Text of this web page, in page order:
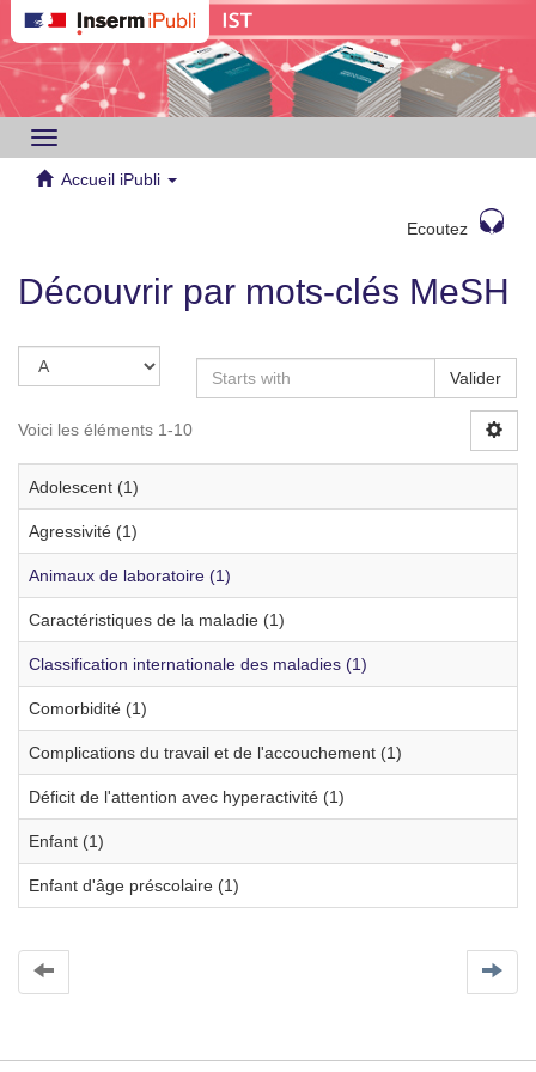
Toggle
navigation
Accueil iPubli
Ecoutez
Découvrir par mots-clés MeSH
Valider
Voici les éléments 1-10
Adolescent (1)
Agressivité (1)
Animaux de laboratoire (1)
Caractéristiques de la maladie (1)
Classification internationale des maladies (1)
Comorbidité (1)
Complications du travail et de l'accouchement (1)
Déficit de l'attention avec hyperactivité (1)
Enfant (1)
Enfant d'âge préscolaire (1)